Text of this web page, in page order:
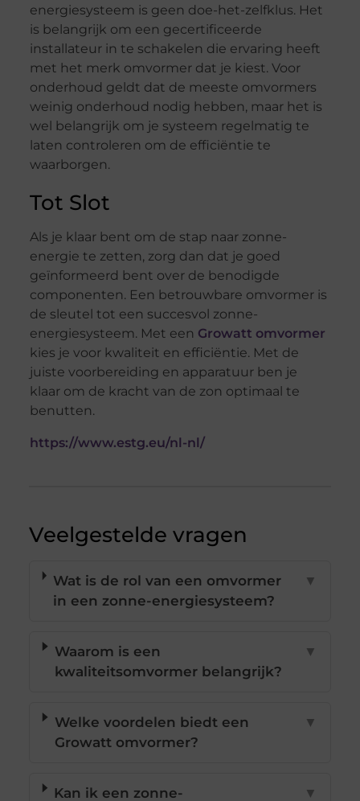
energiesysteem is geen doe-het-zelfklus. Het
is belangrijk om een gecertificeerde
installateur in te schakelen die ervaring heeft
met het merk omvormer dat je kiest. Voor
onderhoud geldt dat de meeste omvormers
weinig onderhoud nodig hebben, maar het is
wel belangrijk om je systeem regelmatig te
laten controleren om de efficiëntie te
waarborgen.
Tot Slot
Als je klaar bent om de stap naar zonne-
energie te zetten, zorg dan dat je goed
geïnformeerd bent over de benodigde
componenten. Een betrouwbare omvormer is
de sleutel tot een succesvol zonne-
energiesysteem. Met een Growatt omvormer
kies je voor kwaliteit en efficiëntie. Met de
juiste voorbereiding en apparatuur ben je
klaar om de kracht van de zon optimaal te
benutten.
https://www.estg.eu/nl-nl/
Veelgestelde vragen
Wat is de rol van een omvormer
in een zonne-energiesysteem?
▼
Waarom is een
kwaliteitsomvormer belangrijk?
▼
Welke voordelen biedt een
Growatt omvormer?
▼
Kan ik een zonne- ▼